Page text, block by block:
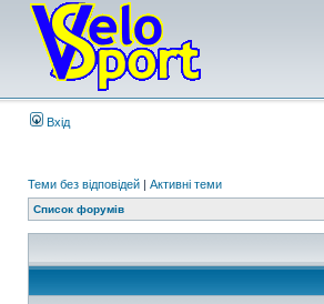
Вхід
Теми без відповідей | Активні теми
Список форумів